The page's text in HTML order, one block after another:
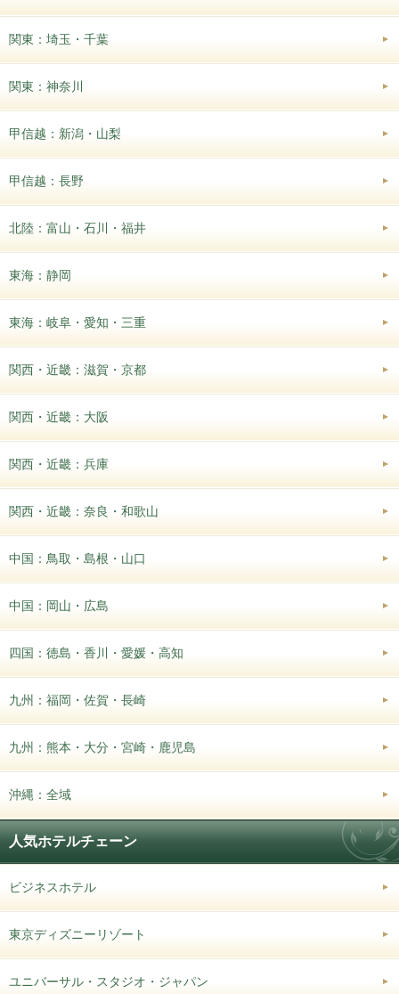
関東：埼玉・千葉
関東：神奈川
甲信越：新潟・山梨
甲信越：長野
北陸：富山・石川・福井
東海：静岡
東海：岐阜・愛知・三重
関西・近畿：滋賀・京都
関西・近畿：大阪
関西・近畿：兵庫
関西・近畿：奈良・和歌山
中国：鳥取・島根・山口
中国：岡山・広島
四国：徳島・香川・愛媛・高知
九州：福岡・佐賀・長崎
九州：熊本・大分・宮崎・鹿児島
沖縄：全域
人気ホテルチェーン
ビジネスホテル
東京ディズニーリゾート
ユニバーサル・スタジオ・ジャパン